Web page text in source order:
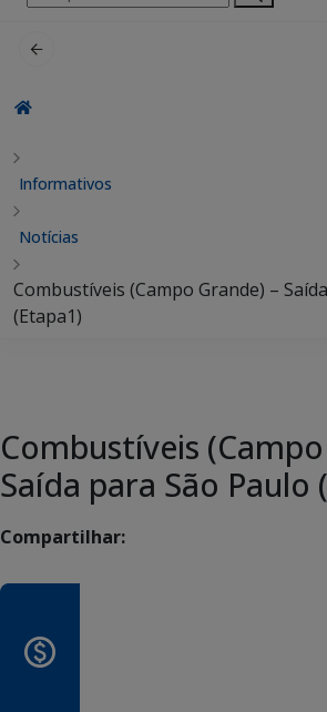
por:
Informativos
Notícias
Combustíveis (Campo Grande) –
(Etapa1)
Combustíveis
Saída para São Paulo
Compartilhar: